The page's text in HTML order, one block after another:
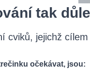
tak
cviků, jejichž
očekávat, jsou: